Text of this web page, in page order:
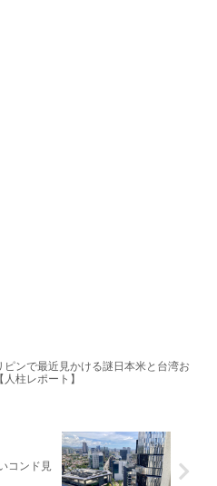
ピンで最近見かける謎日本米と台湾お
人柱レポート】
コンド見